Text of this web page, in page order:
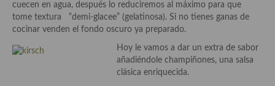
Aderezos, salsas, vinagretas, especias, hierbas aromáticas o
aditivos
Especias, mezclas de especias
cuecen en agua, después lo reduciremos al máximo para que
tome textura “demi-glacee” (gelatinosa). Si no tienes ganas de
cocinar venden el fondo oscuro ya preparado.
Hoy le vamos a dar un extra de sabor
añadiéndole champiñones, una salsa
clásica enriquecida.